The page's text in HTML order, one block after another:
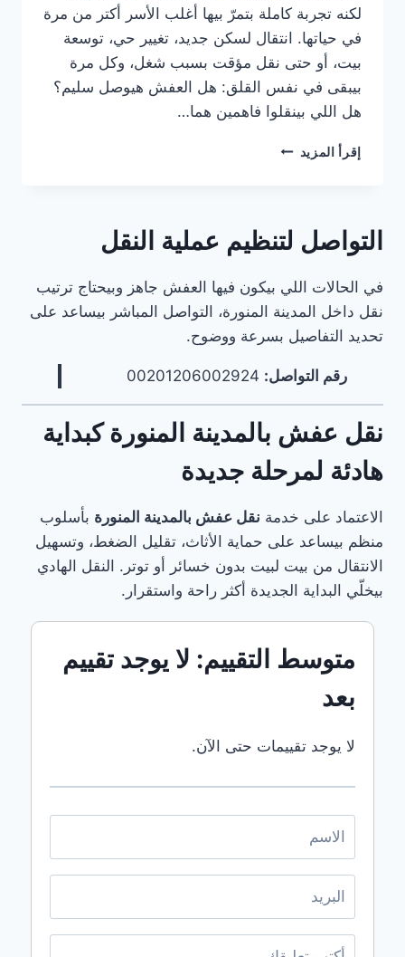
لكنه تجربة كاملة بتمرّ بيها أغلب الأسر أكتر من مرة
في حياتها. انتقال لسكن جديد، تغيير حي، توسعة
بيت، أو حتى نقل مؤقت بسبب شغل، وكل مرة
بيبقى في نفس القلق: هل العفش هيوصل سليم؟
هل اللي بينقلوا فاهمين هما…
إقرأ المزيد خدمات
مرجعي
شاملشركة
نقل
عفش
نقل
نقل
عفش
بالخبرشركة
نقل
بالدمامشركة
نقل
عفش
بالرياض
عفش
نقل عفش
المنورةشركة
نقل عفش
بمكة
التواصل لتنظيم عملية النقل
في الحالات اللي بيكون فيها العفش جاهز وبيحتاج ترتيب
نقل داخل المدينة المنورة، التواصل المباشر بيساعد على
تحديد التفاصيل بسرعة ووضوح.
رقم التواصل:
نقل عفش بالمدينة المنورة كبداية
هادئة لمرحلة جديدة
الاعتماد على خدمة نقل عفش بالمدينة المنورة بأسلوب
منظم بيساعد على حماية الأثاث، تقليل الضغط، وتسهيل
الانتقال من بيت لبيت بدون خسائر أو توتر. النقل الهادي
بيخلّي البداية الجديدة أكثر راحة واستقرار.
متوسط التقييم: لا يوجد تقييم
بعد
لا يوجد تقييمات حتى الآن.